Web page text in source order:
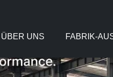
ÜBER UNS FABRIK-